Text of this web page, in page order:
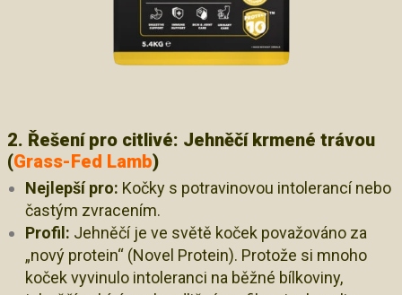
2. Řešení pro citlivé: Jehněčí krmené trávou
(Grass-Fed Lamb)
Nejlepší pro: Kočky s potravinovou intolerancí nebo
častým zvracením.
Profil: Jehněčí je ve světě koček považováno za
„nový protein“ (Novel Protein). Protože si mnoho
koček vyvinulo intoleranci na běžné bílkoviny,